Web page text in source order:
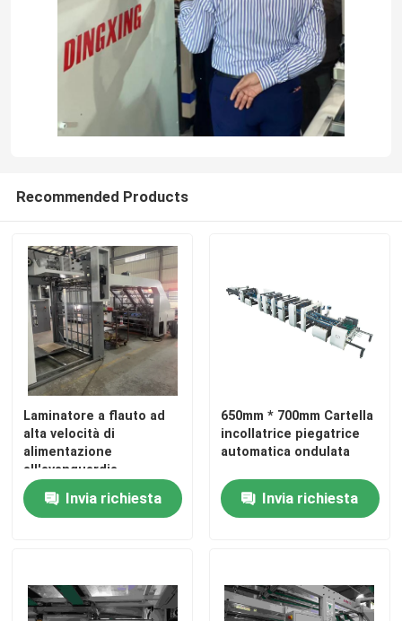
Contattaci
Macchina del laminatore della flauto
Laminatore a flauto ad alta velocità
macchina di laminazione del cartone
Laminatore automatico della flauto
laminatore della flauto di 5 pieghe
Impilatore automatico
Recommended Products
Laminatore a flauto ad
alta velocità di
alimentazione
all'avanguardia
Spessore di laminazione
1-10 mmInvia richiesta
650mm * 700mm Cartella
incollatrice piegatrice
automatica ondulata
Invia richiesta